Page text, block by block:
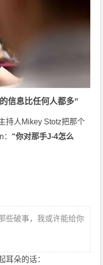
信息比任何人都多”
持人Mikey Stotz把那个
“你对那手J-4怎么
些破事，我或许能给你
耳朵的话：